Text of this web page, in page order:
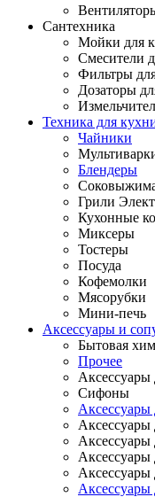
Сантехника
Мойки для
Смесители
Фильтры
Дозаторы
Техника для
Чайники
Блендеры
Грили
Кухонные
Миксеры
Тостеры
Посуда
Кофемолки
Мясорубки
Мини-печь
Аксессуары и
Бытовая
Прочее
Аксессуары
Сифоны
Аксессуары
Аксессуары
Аксессуары